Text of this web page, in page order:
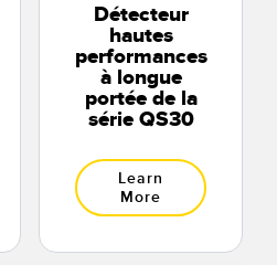
Détecteur
hautes
performances
à longue
portée de la
série QS30
Learn
More